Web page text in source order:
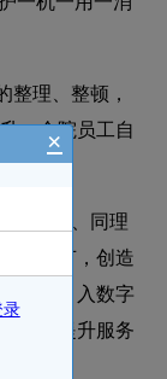
整理、整顿，
，全院员工自
院。
、耐心、同理
务细节，创造
通过引入数字
不断提升服务
×
录